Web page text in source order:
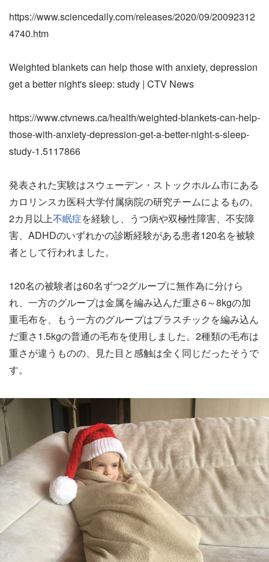
https://www.sciencedaily.com/releases/2020/09/20092312
4740.htm
Weighted blankets can help those with anxiety, depression
get a better night's sleep: study | CTV News
https://www.ctvnews.ca/health/weighted-blankets-can-help-
those-with-anxiety-depression-get-a-better-night-s-sleep-
study-1.5117866
発表された実験はスウェーデン・ストックホルム市にある
カロリンスカ医科大学付属病院の研究チームによるもの。
2カ月以上不眠症を経験し、うつ病や双極性障害、不安障
害、ADHDのいずれかの診断経験がある患者120名を被験
者として行われました。
120名の被験者は60名ずつ2グループに無作為に分けら
れ、一方のグループは金属を編み込んだ重さ6～8kgの加
重毛布を、もう一方のグループはプラスチックを編み込ん
だ重さ1.5kgの普通の毛布を使用しました。2種類の毛布は
重さが違うものの、見た目と感触は全く同じだったそうで
す。